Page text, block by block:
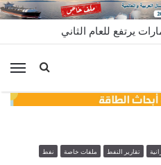
تقارير النفط ملفات خاصة نفط